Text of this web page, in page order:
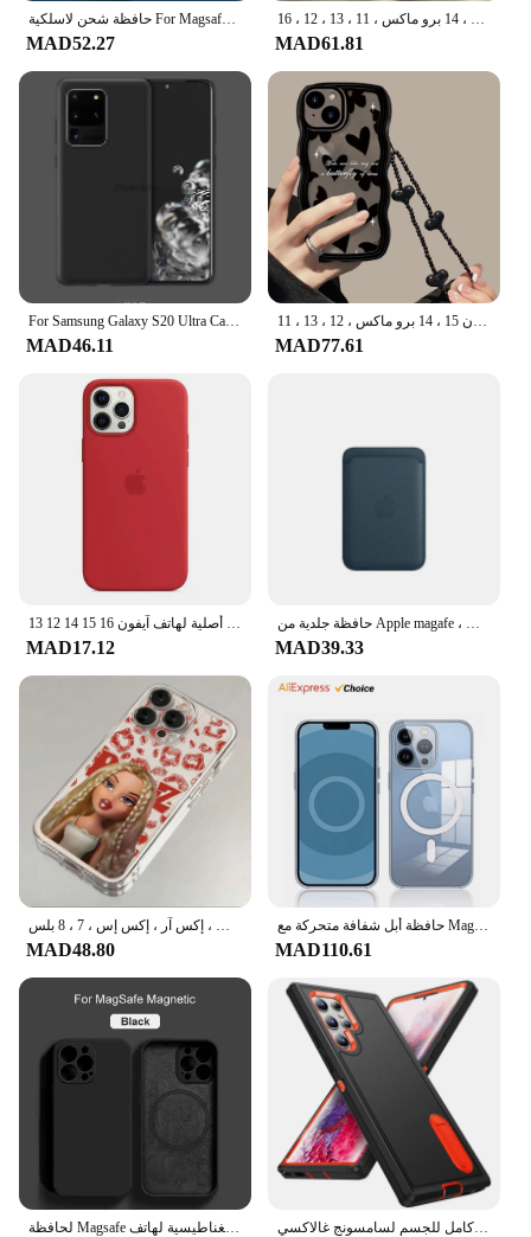
حافظة شحن لاسلكية For Magsafe فاخرة لهاتف For Apple iPhone 16 15 11 14 13 12 Pro Max Plus غطاء واقٍ من السيليكون السائل للصدمات
MAD52.27
جميل دمية براتز حالة الهاتف لفون ، غطاء صلب للصدمات ، حقيبة واضحة ، فتاة الموضة ، 15 ، 14 برو ماكس ، 11 ، 13 ، 12 ، 16 ، X ، SE20 ، XR ، 7 ، 8 زائد
MAD61.81
For Samsung Galaxy S20 Ultra Case Ultra Thin Matte Phone Case For Samsung Galaxy S20 Plus Cover Samsung S20 FE 5G Phone Funda
MAD46.11
حافظة لهاتف آيفون ، فراشة سوداء ، قلب الحب ، سلسلة تعليق ، غطاء شفاف لهاتف آيفون 15 ، 14 برو ماكس ، 12 ، 13 ، 11 ، X ، XS ، XR ، 7 ، 8 Plus ، لطيف
MAD77.61
MAD17.12 MAD39.33
MAD48.80
حافظة أبل شفافة متحركة مع Magsafe لهاتف آيفون 15 12 13 14 برو ماكس تدعم الشحن اللاسلكي غطاء شفاف لهاتف آيفون 14
MAD110.61
غطاء مسند قوي مقاوم للصدمات ، غطاء كامل للجسم لسامسونج غالاكسي S24 الترا S23 S22 A54 A15 A14 ، 3 في 1